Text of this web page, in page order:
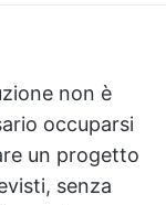
non è
occuparsi
un progetto
senza